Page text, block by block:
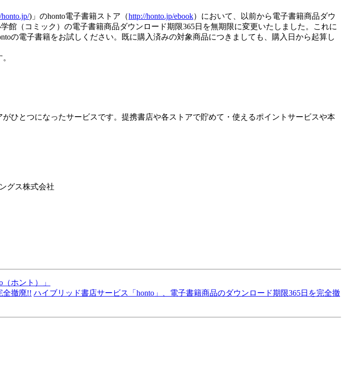
honto.jp/)」のhonto電子書籍ストア（http://honto.jp/ebook）において、以前から電子書籍商品ダウ
館（コミック）の電子書籍商品ダウンロード期限365日を無期限に変更いたしました。これに
の電子書籍をお試しください。既に購入済みの対象商品につきましても、購入日から起算し
ひとつになったサービスです。提携書店や各ストアで貯めて・使えるポイントサービスや本
グス株式会社
ホント）」
ハイブリッド書店サービス「honto」、電子書籍商品のダウンロード期限365日を完全撤